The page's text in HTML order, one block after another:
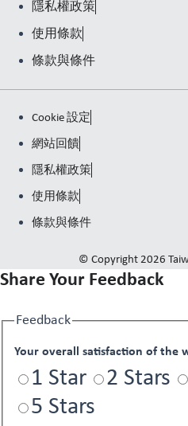
隱私權政策
使用條款
條款與條件
Cookie 設定
網站回饋
隱私權政策
使用條款
條款與條件
© Copyright 2026
Share Your Feedback
Feedback
Your overall satisfaction of the
1 Star 2 Stars
5 Stars